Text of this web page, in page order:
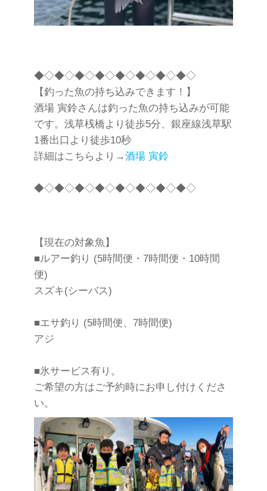
◆◇◆◇◆◇◆◇◆◇◆◇◆◇◆◇
【釣った魚の持ち込みできます！】
酒場 寅鈴さんは釣った魚の持ち込みが可能
です。浅草桟橋より徒歩5分、銀座線浅草駅
1番出口より徒歩10秒
詳細はこちらより→酒場 寅鈴
◆◇◆◇◆◇◆◇◆◇◆◇◆◇◆◇
【現在の対象魚】
■ルアー釣り (5時間便・7時間便・10時間
便)
スズキ(シーバス)
■エサ釣り (5時間便、7時間便)
アジ
■氷サービス有り。
ご希望の方はご予約時にお申し付けくださ
い。